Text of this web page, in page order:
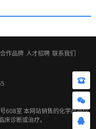
合作品牌 人才招聘 联系我们
608室 本网站销售的化学产品仅
诊断或治疗。